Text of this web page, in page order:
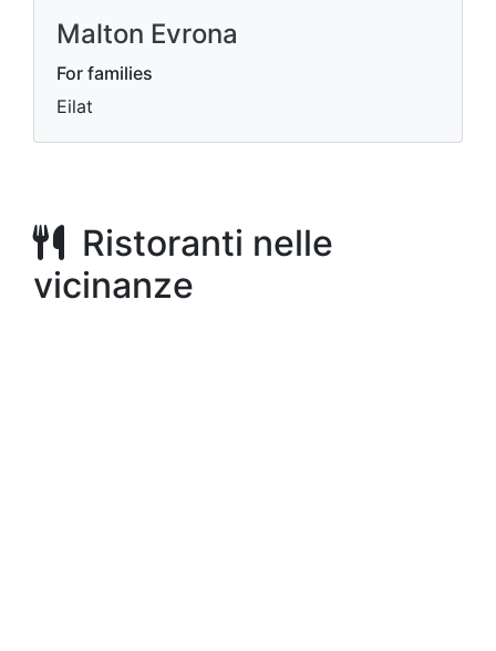
Malton Evrona
For families
Eilat
Ristoranti nelle
vicinanze